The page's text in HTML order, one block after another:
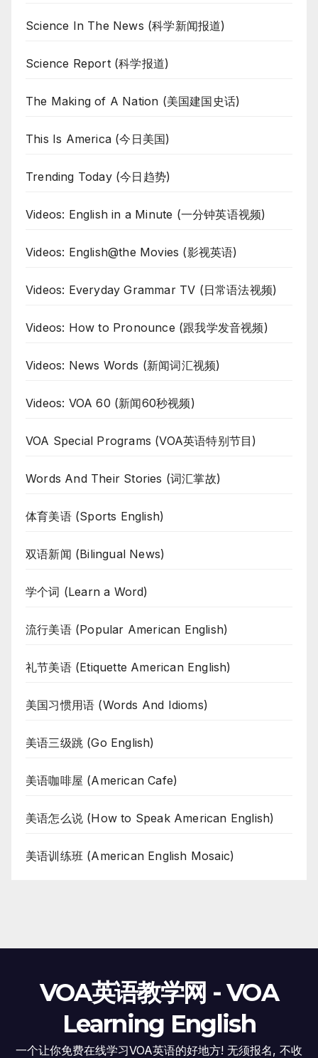
Science In The News (科学新闻报道)
Science Report (科学报道)
The Making of A Nation (美国建国史话)
This Is America (今日美国)
Trending Today (今日趋势)
Videos: English in a Minute (一分钟英语视频)
Videos: English@the Movies (影视英语)
Videos: Everyday Grammar TV (日常语法视频)
Videos: How to Pronounce (跟我学发音视频)
Videos: News Words (新闻词汇视频)
Videos: VOA 60 (新闻60秒视频)
VOA Special Programs (VOA英语特别节目)
Words And Their Stories (词汇掌故)
体育美语 (Sports English)
双语新闻 (Bilingual News)
学个词 (Learn a Word)
流行美语 (Popular American English)
礼节美语 (Etiquette American English)
美国习惯用语 (Words And Idioms)
美语三级跳 (Go English)
美语咖啡屋 (American Cafe)
美语怎么说 (How to Speak American English)
美语训练班 (American English Mosaic)
VOA英语教学网 - VOA
Learning English
一个让你免费在线学习VOA英语的好地方! 无须报名, 不收